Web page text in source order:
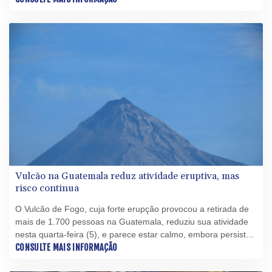
Vulcão na Guatemala reduz atividade eruptiva, mas
risco continua
O Vulcão de Fogo, cuja forte erupção provocou a retirada de
mais de 1.700 pessoas na Guatemala, reduziu sua atividade
nesta quarta-feira (5), e parece estar calmo, embora persista
o risco de avalanches de material incandescente, alertaram
CONSULTE MAIS INFORMAÇÃO